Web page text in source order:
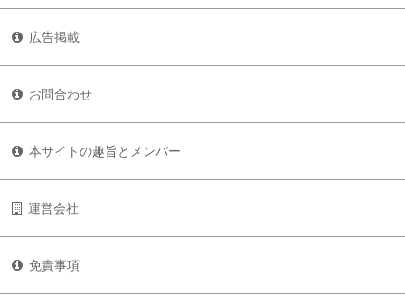
広告掲載
お問合わせ
本サイトの趣旨とメンバー
運営会社
免責事項